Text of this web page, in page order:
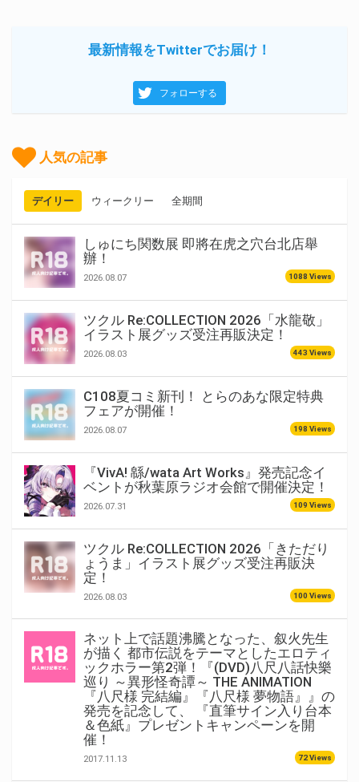
最新情報をTwitterでお届け！
フォローする
人気の記事
デイリー ウィークリー 全期間
しゅにち関数展 即將在虎之穴台北店舉
辦！
2026.08.07 1088 Views
ツクル Re:COLLECTION 2026「水龍敬」
イラスト展グッズ受注再販決定！
2026.08.03 443 Views
C108夏コミ新刊！ とらのあな限定特典
フェアが開催！
2026.08.07 198 Views
『VivA! 緜/wata Art Works』発売記念イ
ベントが秋葉原ラジオ会館で開催決定！
2026.07.31 109 Views
ツクル Re:COLLECTION 2026「きただり
ょうま」イラスト展グッズ受注再販決
定！
2026.08.03 100 Views
ネット上で話題沸騰となった、叙火先生
が描く 都市伝説をテーマとしたエロティ
ックホラー第2弾！『(DVD)八尺八話快樂
巡り ～異形怪奇譚～ THE ANIMATION
『八尺様 完結編』『八尺様 夢物語』』の
発売を記念して、 『直筆サイン入り台本
＆色紙』プレゼントキャンペーンを開
催！
2017.11.13 72 Views